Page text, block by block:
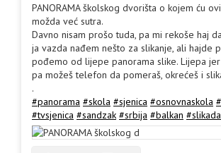
PANORAMA školskog dvorišta o kojem ću
možda već sutra.
Davno nisam prošo tuda, pa mi rekoše haj
ja vazda nađem nešto za slikanje, ali hajde
pođemo od lijepe panorama slike. Lijepa
pa možeš telefon da pomeraš, okrećeš i
.
#panorama #skola #sjenica #osnovnaskola
#tvsjenica #sandzak #srbija #balkan